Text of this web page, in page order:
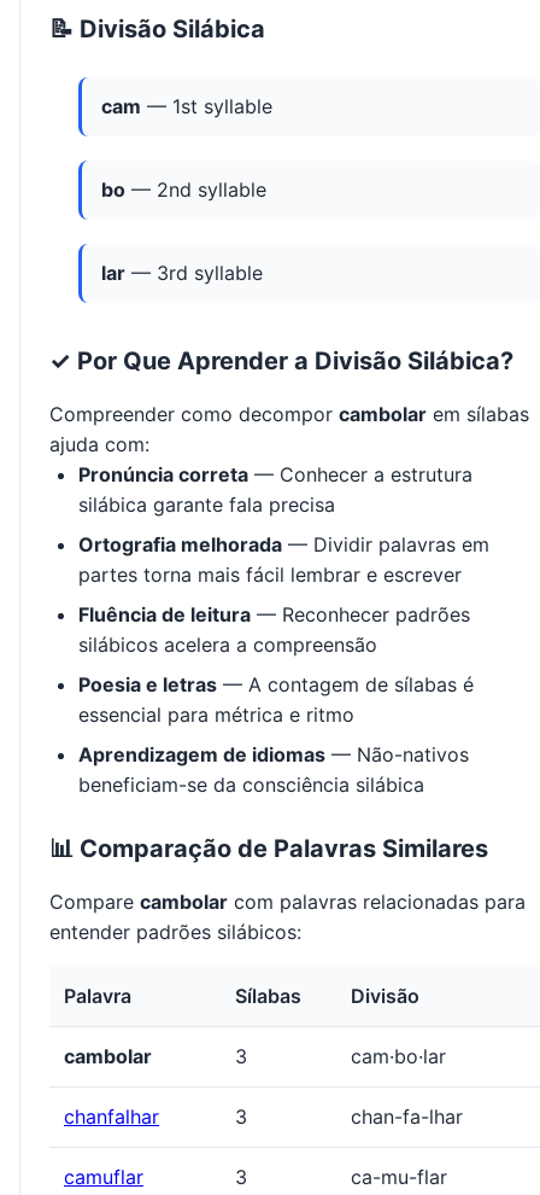
📝 Divisão Silábica
cam — 1st syllable
bo — 2nd syllable
lar — 3rd syllable
✓ Por Que Aprender a Divisão Silábica?
Compreender como decompor cambolar em sílabas
ajuda com:
Pronúncia correta — Conhecer a estrutura
silábica garante fala precisa
Ortografia melhorada — Dividir palavras em
partes torna mais fácil lembrar e escrever
Fluência de leitura — Reconhecer padrões
silábicos acelera a compreensão
Poesia e letras — A contagem de sílabas é
essencial para métrica e ritmo
Aprendizagem de idiomas — Não-nativos
beneficiam-se da consciência silábica
📊 Comparação de Palavras Similares
Compare cambolar com palavras relacionadas para
entender padrões silábicos:
Palavra Sílabas Divisão
cambolar 3 cam·bo·lar
chanfalhar 3 chan-fa-lhar
camuflar 3 ca-mu-flar